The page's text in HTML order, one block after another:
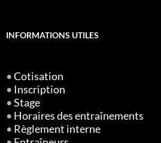
INFORMATIONS UTILES
•Cotisation
• Inscription
•Stage
• Horaires des entraînements
• Règlement interne